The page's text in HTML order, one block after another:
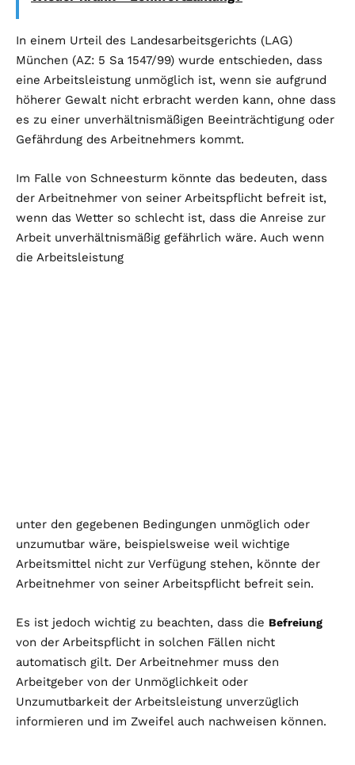
In einem Urteil des Landesarbeitsgerichts (LAG)
München (AZ: 5 Sa 1547/99) wurde entschieden, dass
eine Arbeitsleistung unmöglich ist, wenn sie aufgrund
höherer Gewalt nicht erbracht werden kann, ohne dass
es zu einer unverhältnismäßigen Beeinträchtigung oder
Gefährdung des Arbeitnehmers kommt.
Im Falle von Schneesturm könnte das bedeuten, dass
der Arbeitnehmer von seiner Arbeitspflicht befreit ist,
wenn das Wetter so schlecht ist, dass die Anreise zur
Arbeit unverhältnismäßig gefährlich wäre. Auch wenn
die Arbeitsleistung
unter den gegebenen Bedingungen unmöglich oder
unzumutbar wäre, beispielsweise weil wichtige
Arbeitsmittel nicht zur Verfügung stehen, könnte der
Arbeitnehmer von seiner Arbeitspflicht befreit sein.
Es ist jedoch wichtig zu beachten, dass die Befreiung
von der Arbeitspflicht in solchen Fällen nicht
automatisch gilt. Der Arbeitnehmer muss den
Arbeitgeber von der Unmöglichkeit oder
Unzumutbarkeit der Arbeitsleistung unverzüglich
informieren und im Zweifel auch nachweisen können.